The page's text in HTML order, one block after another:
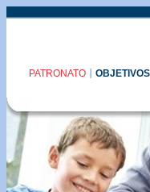
PATRONATO | OBJETIVOS